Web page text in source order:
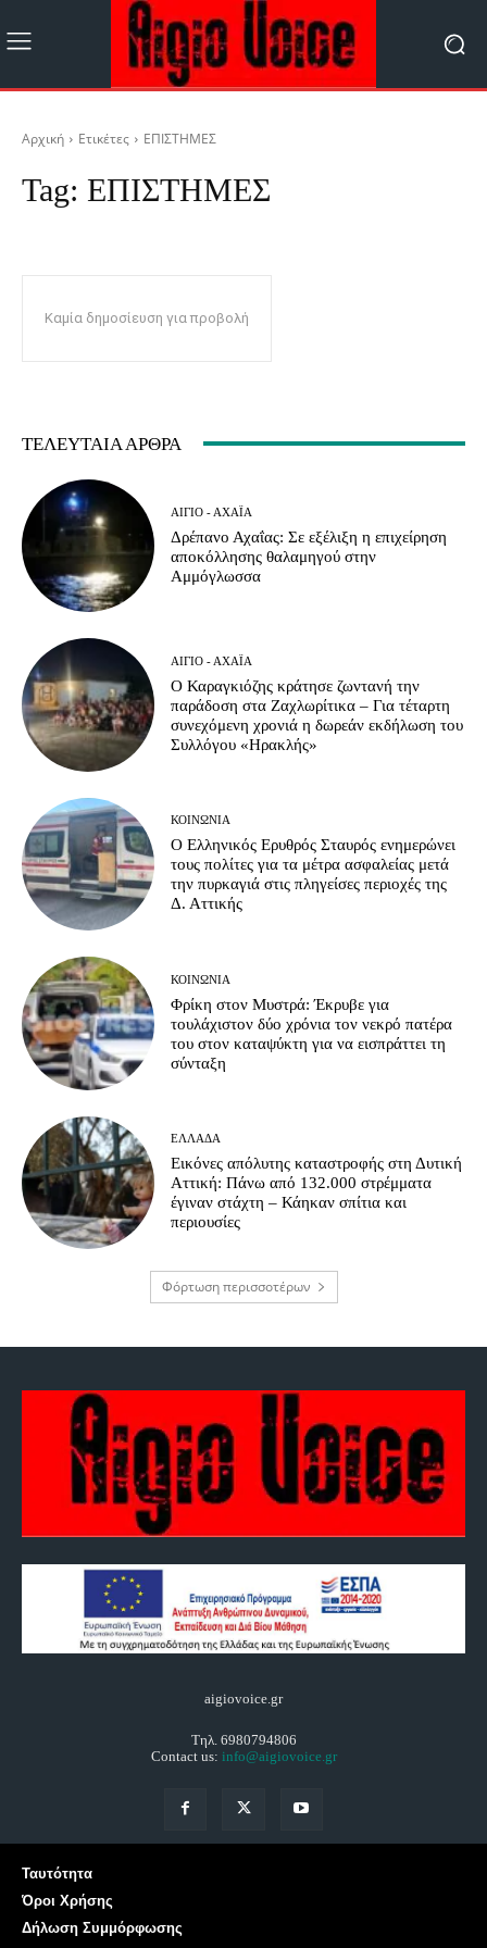
Αρχική Ετικέτες ΕΠΙΣΤΗΜΕΣ
Tag: ΕΠΙΣΤΗΜΕΣ
Καμία δημοσίευση για προβολή
ΤΕΛΕΥΤΑΊΑ ΆΡΘΡΑ
ΑΊΓΙΟ - ΑΧΑΪ́Α
Δρέπανο Αχαΐας: Σε εξέλιξη η επιχείρηση
αποκόλλησης θαλαμηγού στην
Αμμόγλωσσα
ΑΊΓΙΟ - ΑΧΑΪ́Α
Ο Καραγκιόζης κράτησε ζωντανή την
παράδοση στα Ζαχλωρίτικα – Για τέταρτη
συνεχόμενη χρονιά η δωρεάν εκδήλωση του
Συλλόγου «Ηρακλής»
ΚΟΙΝΩΝΊΑ
Ο Ελληνικός Ερυθρός Σταυρός ενημερώνει
τους πολίτες για τα μέτρα ασφαλείας μετά
την πυρκαγιά στις πληγείσες περιοχές της
Δ. Αττικής
ΚΟΙΝΩΝΊΑ
Φρίκη στον Μυστρά: Έκρυβε για
τουλάχιστον δύο χρόνια τον νεκρό πατέρα
του στον καταψύκτη για να εισπράττει τη
σύνταξη
ΕΛΛΆΔΑ
Εικόνες απόλυτης καταστροφής στη Δυτική
Αττική: Πάνω από 132.000 στρέμματα
έγιναν στάχτη – Κάηκαν σπίτια και
περιουσίες
Φόρτωση περισσοτέρων
aigiovoice.gr
Τηλ. 6980794806
Contact us: info@aigiovoice.gr
Ταυτότητα
Όροι Χρήσης
Δήλωση Συμμόρφωσης